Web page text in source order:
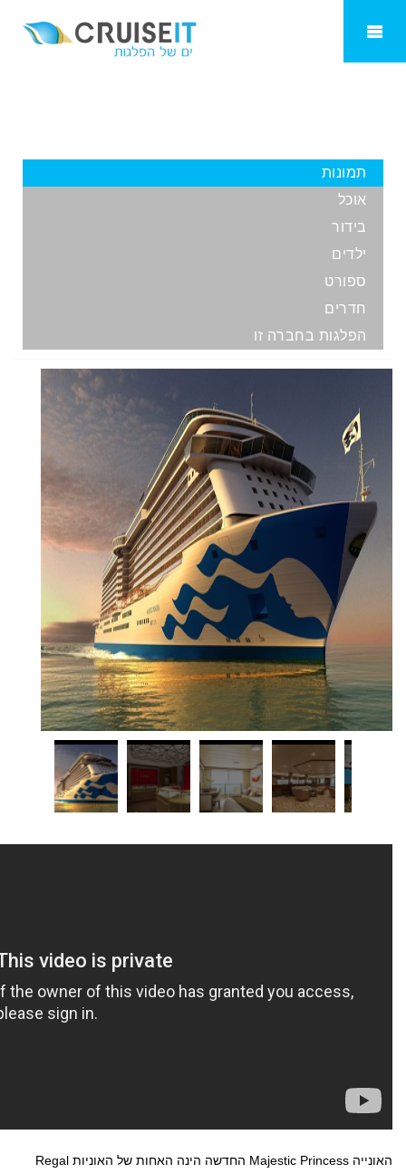
Majestic Princess
תמונות
אוכל
בידור
ילדים
ספורט
חדרים
הפלגות בחברה זו
האונייה Majestic Princess החדשה הינה האחות של האוניות Regal